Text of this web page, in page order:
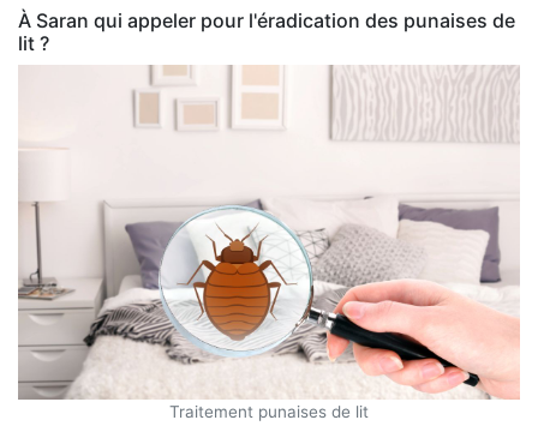
À Saran qui appeler pour l'éradication des punaises de
lit ?
Traitement punaises de lit